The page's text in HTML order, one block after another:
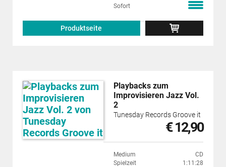
Sofort
Produktseite
Playbacks zum
Improvisieren Jazz Vol.
2
Tunesday Records Groove it
€ 12,90
Medium
CD
Spielzeit
1:11:28